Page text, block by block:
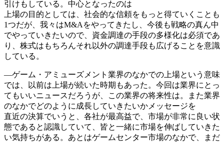
引けもしている。中心となったのは
上場の目的としては、社会的な信頼をもっと得ていくことも
1つだが、我々はM&Aをやってきたし、今後も戦略の真ん中
でやっていきたいので、資金調達の手段の多様化は必須であ
り、株式はもちろんそれ以外の調達手段も広げることを意識
している。
―ゲーム・アミューズメント業界のなかでの上場という意味
では、以前は上場が続いた時期もあった。今回は業界にとっ
てもいいニュースだろうが、この業界の将来性は。また業界
のなかでどのように成長していきたいかメッセージを
直近の決算でいうと、各社が最高益で、市場が非常に良い状
態であると認識していて、皆と一緒に市場を伸ばしていきた
い気持ちがある。あとはゲームセンター市場のなかで、まだ